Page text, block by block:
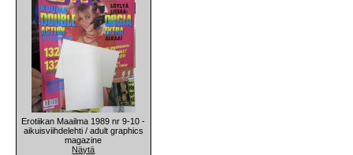
Erotiikan Maailma 1989 nr 9-10 -
aikuisviihdelehti / adult graphics
magazine
Näytä